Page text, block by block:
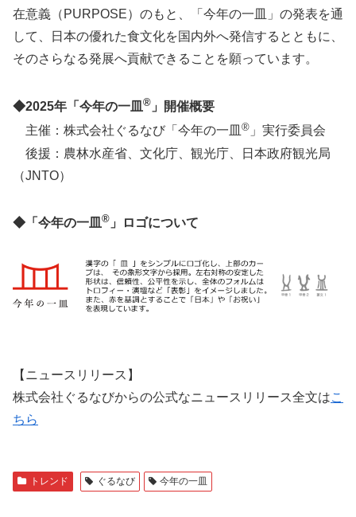
在意義（PURPOSE）のもと、「今年の⼀⽫」の発表を通
して、⽇本の優れた⾷⽂化を国内外へ発信するとともに、
そのさらなる発展へ貢献できることを願っています。
◆2025年「今年の一皿 ® 」開催概要
主催：株式会社ぐるなび「今年の一皿 ® 」実行委員会
後援：農林水産省、文化庁、観光庁、日本政府観光局
（JNTO）
◆「今年の一皿 ® 」ロゴについて
【ニュースリリース】
株式会社ぐるなびからの公式なニュースリリース全文はこ
ちら
トレンド ぐるなび 今年の一皿